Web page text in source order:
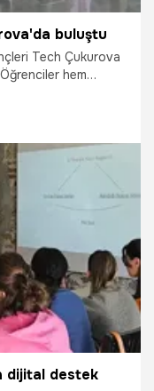
buluştu
Tech Çukurova
hem
dijital destek